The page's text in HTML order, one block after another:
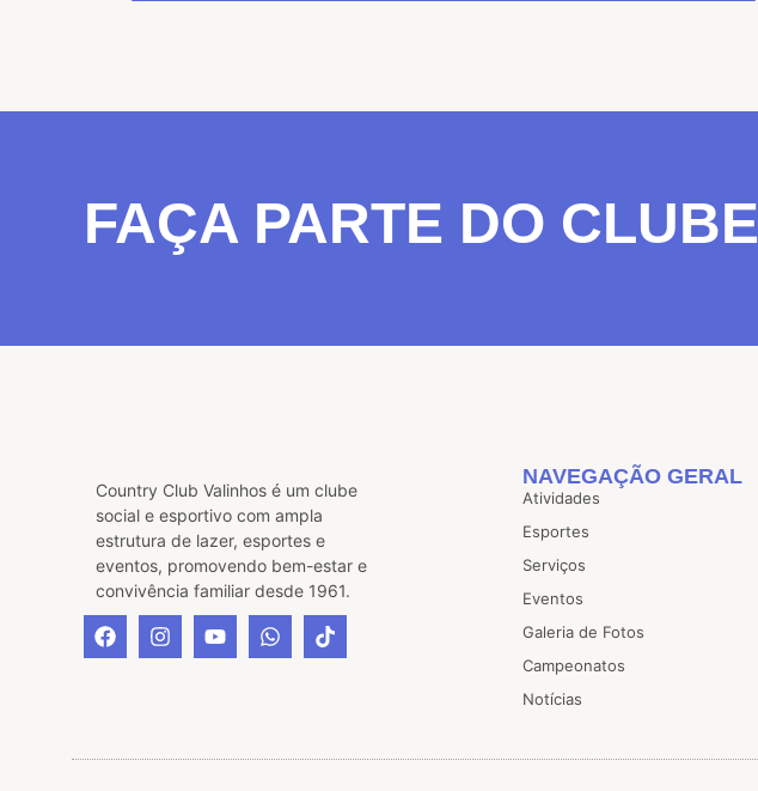
FAÇA PARTE DO CLUBE
Country Club Valinhos é um clube
social e esportivo com ampla
estrutura de lazer, esportes e
eventos, promovendo bem-estar e
convivência familiar desde 1961.
NAVEGAÇÃO GERAL
Atividades
Esportes
Serviços
Eventos
Galeria de Fotos
Campeonatos
Notícias